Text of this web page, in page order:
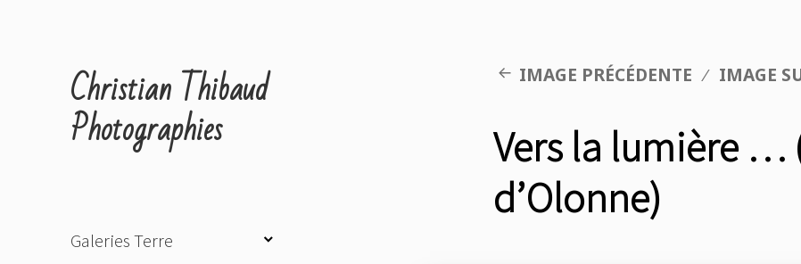
Christian Thibaud
Photographies
Galeries Terre
ouvrir
IMAGE PRÉCÉDENTE IMAGE
Vers la lumière …
d’Olonne)